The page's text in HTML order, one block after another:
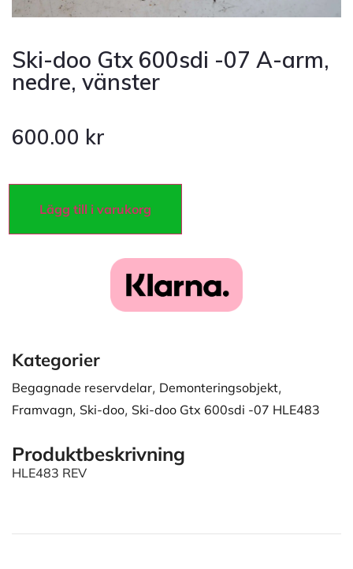
Ski-doo Gtx 600sdi -07 A-arm,
nedre, vänster
600.00 kr
Lägg till i varukorg
Kategorier
Begagnade reservdelar, Demonteringsobjekt,
Framvagn, Ski-doo, Ski-doo Gtx 600sdi -07 HLE483
Produktbeskrivning
HLE483 REV